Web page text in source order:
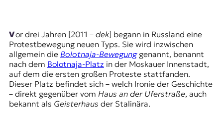
O
D
E
R
Vor drei Jahren [2011 – dek] begann in Russland eine
Protestbewegung neuen Typs. Sie wird inzwischen
allgemein die Bolotnaja-Bewegung genannt, benannt
nach dem Bolotnaja-Platz in der Moskauer Innenstadt,
auf dem die ersten großen Proteste stattfanden.
Dieser Platz befindet sich – welch Ironie der Geschichte
– direkt gegenüber vom Haus an der Uferstraße, auch
bekannt als Geisterhaus der Stalinära.